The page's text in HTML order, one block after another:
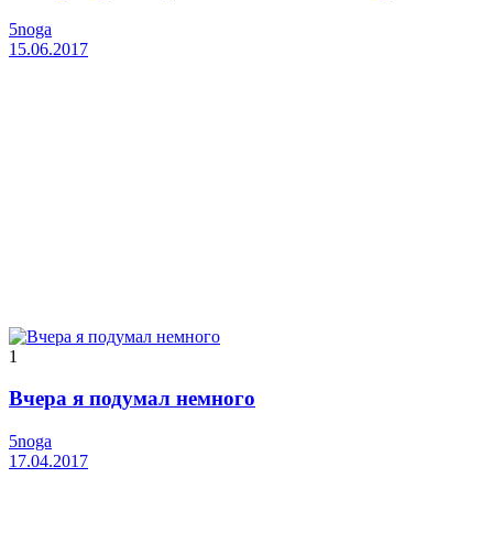
5noga
15.06.2017
1
Вчера я подумал немного
5noga
17.04.2017